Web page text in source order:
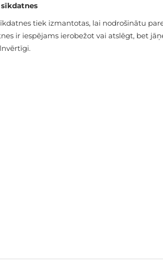
tiek izmantotas, lai nodrošinātu
ir iespējams ierobežot vai atslēgt, bet